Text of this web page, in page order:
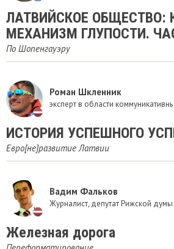
ЛАТВИЙСКОЕ ОБЩЕСТВО:
МЕХАНИЗМ ГЛУПОСТИ.
По Шопенгауэру
Роман Шкленник
эксперт в области
ИСТОРИЯ УСПЕШНОГО
Евро[не]развитие Латвии
Вадим Фальков
Журналист, депутат Рижской думы
​Железная дорога